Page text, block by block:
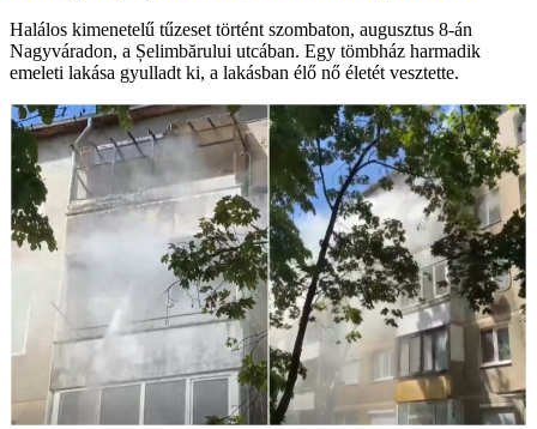
Halálos kimenetelű tűzeset történt szombaton, augusztus 8-án
Nagyváradon, a Șelimbărului utcában. Egy tömbház harmadik
emeleti lakása gyulladt ki, a lakásban élő nő életét vesztette.